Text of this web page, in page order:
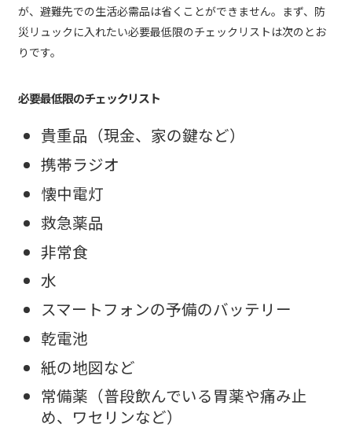
が、避難先での生活必需品は省くことができません。まず、防
災リュックに入れたい必要最低限のチェックリストは次のとお
りです。
必要最低限のチェックリスト
貴重品（現金、家の鍵など）
携帯ラジオ
懐中電灯
救急薬品
非常食
水
スマートフォンの予備のバッテリー
乾電池
紙の地図など
常備薬（普段飲んでいる胃薬や痛み止
め、ワセリンなど）